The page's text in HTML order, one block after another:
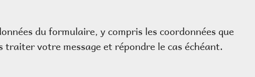
du formulaire, y compris les coordonnées que
traiter votre message et répondre le cas échéant.